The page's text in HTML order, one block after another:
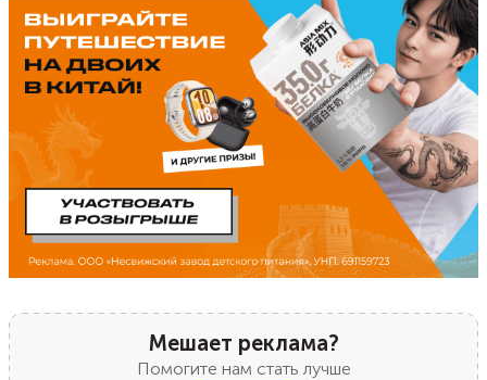
Мешает реклама?
Помогите нам стать лучше